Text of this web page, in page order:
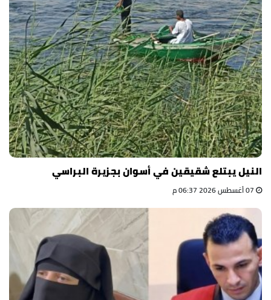
النيل يبتلع شقيقين في أسوان بجزيرة البراسي